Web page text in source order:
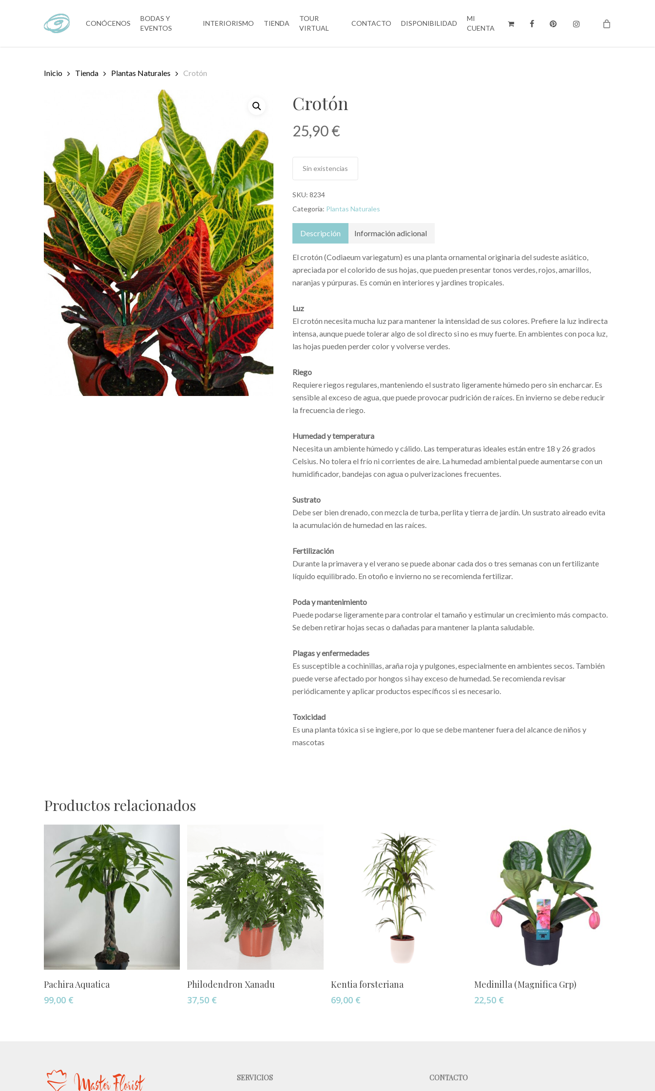
CONÓCENOS
BODAS Y
EVENTOS
INTERIORISMO TIENDA
TOUR
VIRTUAL
CONTACTO DISPONIBILIDAD
MI
CUENTA
Inicio Tienda Plantas Naturales Crotón
Crotón
25,90€
Sin existencias
SKU: 8234
Categoría: Plantas Naturales
Descripción Información adicional
El crotón (Codiaeum variegatum) es una planta ornamental originaria del sudeste asiático,
apreciada por el colorido de sus hojas, que pueden presentar tonos verdes, rojos, amarillos,
naranjas y púrpuras. Es común en interiores y jardines tropicales.
Luz
El crotón necesita mucha luz para mantener la intensidad de sus colores. Prefiere la luz indirecta
intensa, aunque puede tolerar algo de sol directo si no es muy fuerte. En ambientes con poca luz,
las hojas pueden perder color y volverse verdes.
Riego
Requiere riegos regulares, manteniendo el sustrato ligeramente húmedo pero sin encharcar. Es
sensible al exceso de agua, que puede provocar pudrición de raíces. En invierno se debe reducir
la frecuencia de riego.
Humedad y temperatura
Necesita un ambiente húmedo y cálido. Las temperaturas ideales están entre 18 y 26 grados
Celsius. No tolera el frío ni corrientes de aire. La humedad ambiental puede aumentarse con un
humidificador, bandejas con agua o pulverizaciones frecuentes.
Sustrato
Debe ser bien drenado, con mezcla de turba, perlita y tierra de jardín. Un sustrato aireado evita
la acumulación de humedad en las raíces.
Fertilización
Durante la primavera y el verano se puede abonar cada dos o tres semanas con un fertilizante
líquido equilibrado. En otoño e invierno no se recomienda fertilizar.
Poda y mantenimiento
Puede podarse ligeramente para controlar el tamaño y estimular un crecimiento más compacto.
Se deben retirar hojas secas o dañadas para mantener la planta saludable.
Plagas y enfermedades
Es susceptible a cochinillas, araña roja y pulgones, especialmente en ambientes secos. También
puede verse afectado por hongos si hay exceso de humedad. Se recomienda revisar
periódicamente y aplicar productos específicos si es necesario.
Toxicidad
Es una planta tóxica si se ingiere, por lo que se debe mantener fuera del alcance de niños y
mascotas
Productos relacionados
Añadir Al Carrito
Pachira Aquatica
99,00 €
Añadir Al Carrito
Philodendron Xanadu
37,50 €
Añadir Al Carrito
Kentia forsteriana
69,00 €
Añadir Al Carrito
Medinilla (Magnifica Grp)
22,50 €
SERVICIOS CONTACTO